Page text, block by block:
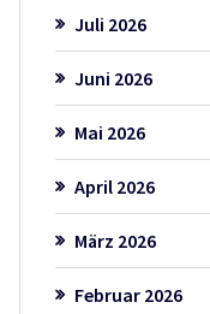
Juli 2026
Juni 2026
Mai 2026
April 2026
März 2026
Februar 2026